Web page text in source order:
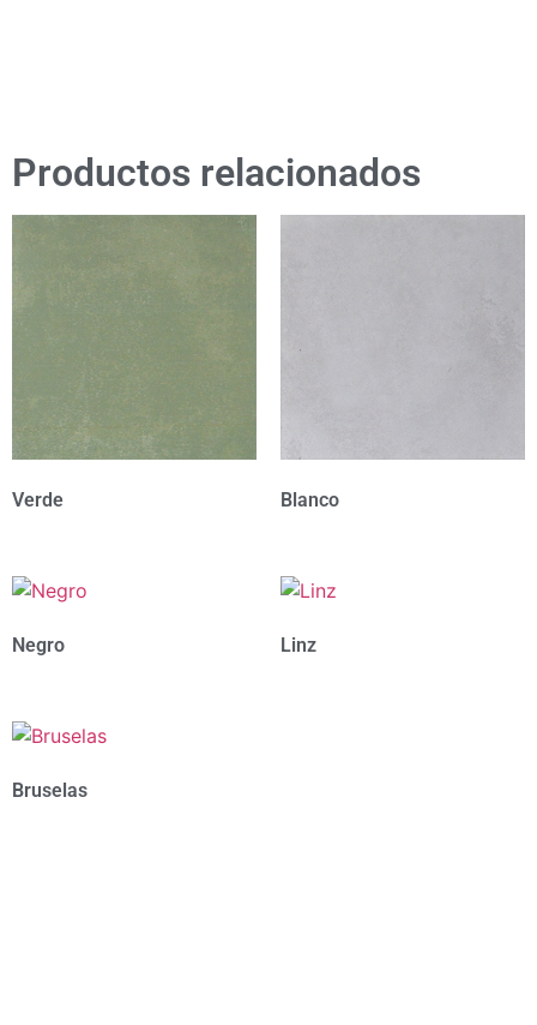
Productos relacionados
Verde Blanco
Negro Linz
Bruselas